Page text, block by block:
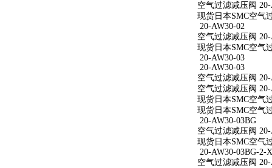
空气过滤减压阀 20-
现货日本SMC空气
20-AW30-02
空气过滤减压阀 20-
现货日本SMC空气
20-AW30-03
20-AW30-03
空气过滤减压阀 20-
空气过滤减压阀 20-
现货日本SMC空气
现货日本SMC空气
20-AW30-03BG
空气过滤减压阀 20-
现货日本SMC空气
20-AW30-03BG-2-
空气过滤减压阀